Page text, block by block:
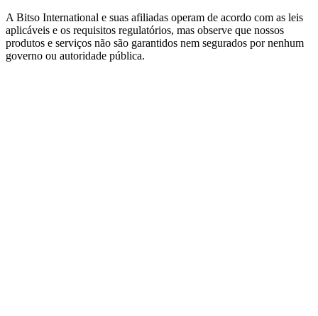
A Bitso International e suas afiliadas operam de acordo com as leis
aplicáveis e os requisitos regulatórios, mas observe que nossos
produtos e serviços não são garantidos nem segurados por nenhum
governo ou autoridade pública.